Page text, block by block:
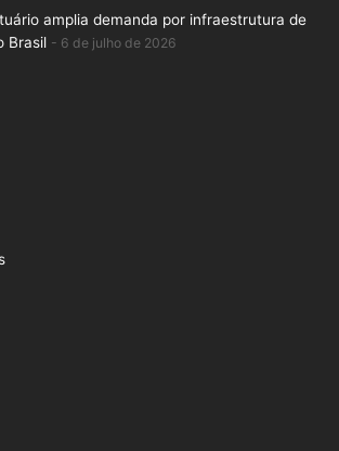
amplia demanda por infraestrutura de
Brasil
6 de julho de 2026